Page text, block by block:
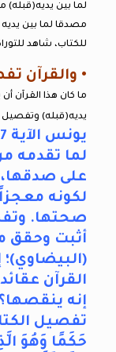
لما بين يديه(قبله)
مصدقا لما بين
للكتاب، شاهد
• والقرآن
ما كان هذا القرآن
يديه(قبله) وتفصيل
لما تقدمه
على صدقها،
لكونه
صحتها.
أثبت وحقق
القرآن
إنه
تفصيل
حَكَمًا وَهُوَ